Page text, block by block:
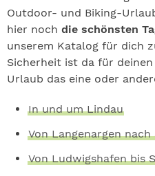
Outdoor- und Biking-
hier noch die schönsten
unserem Katalog für dich
Sicherheit ist da für
Urlaub das eine oder
In und um Lindau
Von Langenargen nach
Von Ludwigshafen bis